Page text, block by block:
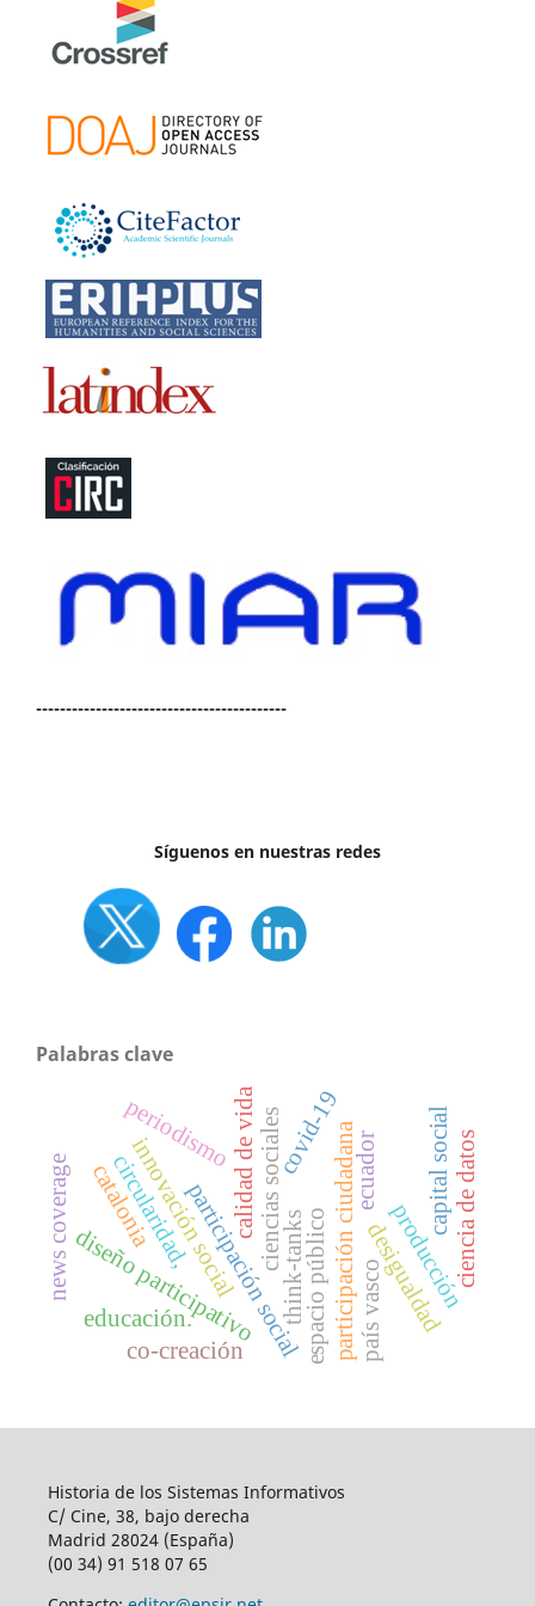
------------------------------------------
Síguenos en nuestras redes
Palabras clave
participación socialparticipación ciudadana
espacio público
diseño participativo
calidad de vida
i
n
n
o
v
a
c
i
ó
n
s
o
c
i
a
l
circularidad,
co-creación
think-tanks
ecuador
desigualdad
producción
ciencias sociales
news coverage catalonia
covid-19 ciencia de datos
periodismo
educación.
capital social
país vasco
Historia de los Sistemas Informativos
C/ Cine, 38, bajo derecha
Madrid 28024 (España)
(00 34) 91 518 07 65